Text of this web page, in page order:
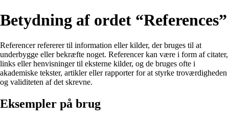
Betydning af ordet “References”
Referencer refererer til information eller kilder, der bruges til at
underbygge eller bekræfte noget. Referencer kan være i form af citater,
links eller henvisninger til eksterne kilder, og de bruges ofte i
akademiske tekster, artikler eller rapporter for at styrke troværdigheden
og validiteten af det skrevne.
Eksempler på brug